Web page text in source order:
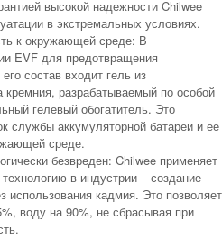
высокой надежности Chilwee
в экстремальных условиях.
к окружающей среде: В
EVF для предотвращения
состав входит гель из
кремния, разрабатываемый по особой
гелевый обогатитель. Это
службы аккумуляторной батареи и ее
среде.
безвреден: Chilwee применяет
в индустрии – создание
использования кадмия. Это позволяет
воду на 90%, не сбрасывая при